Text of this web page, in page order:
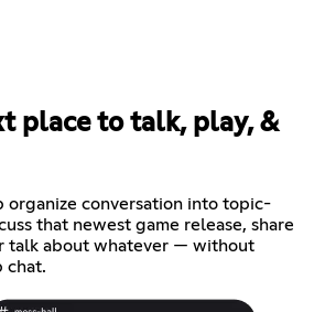
place to talk, play, &
organize conversation into topic-
that newest game release, share
talk about whatever — without
chat.